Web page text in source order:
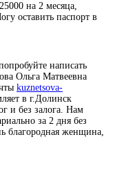
на 2 месяца,
оставить паспорт в
написать
Ольга Матвеевна
kuznetsova-
в г.Долинск
и без залога. Нам
за 2 дня без
благородная женщина,